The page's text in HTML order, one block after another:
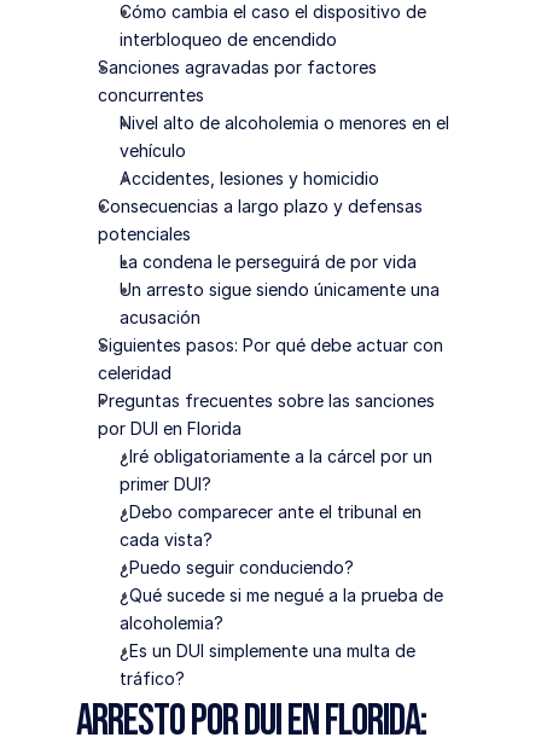
Cómo cambia el caso el dispositivo de
interbloqueo de encendido
Sanciones agravadas por factores
concurrentes
Nivel alto de alcoholemia o menores en el
vehículo
Accidentes, lesiones y homicidio
Consecuencias a largo plazo y defensas
potenciales
La condena le perseguirá de por vida
Un arresto sigue siendo únicamente una
acusación
Siguientes pasos: Por qué debe actuar con
celeridad
Preguntas frecuentes sobre las sanciones
por DUI en Florida
¿Iré obligatoriamente a la cárcel por un
primer DUI?
¿Debo comparecer ante el tribunal en
cada vista?
¿Puedo seguir conduciendo?
¿Qué sucede si me negué a la prueba de
alcoholemia?
¿Es un DUI simplemente una multa de
tráfico?
Arresto por DUI en Florida: